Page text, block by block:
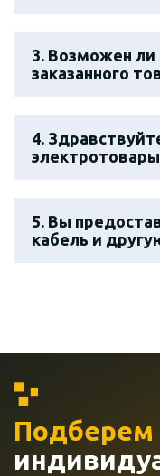
3. Возможен
заказанного
4.
5. Вы
кабель и
Подберем